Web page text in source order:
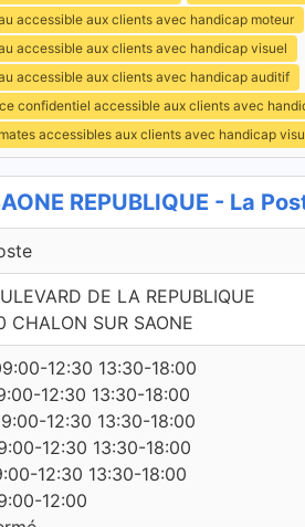
accessible aux clients avec handicap moteur
accessible aux clients avec handicap visuel
accessible aux clients avec handicap auditif
confidentiel accessible aux clients avec
accessibles aux clients avec handicap
REPUBLIQUE - La
DE LA REPUBLIQUE
CHALON SUR SAONE
12:30 13:30-18:00
12:30 13:30-18:00
12:30 13:30-18:00
12:30 13:30-18:00
12:30 13:30-18:00
12:00